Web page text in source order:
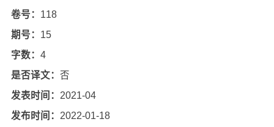
卷号： 118
期号： 15
字数： 4
是否译文： 否
发表时间： 2021-04
发布时间： 2022-01-18